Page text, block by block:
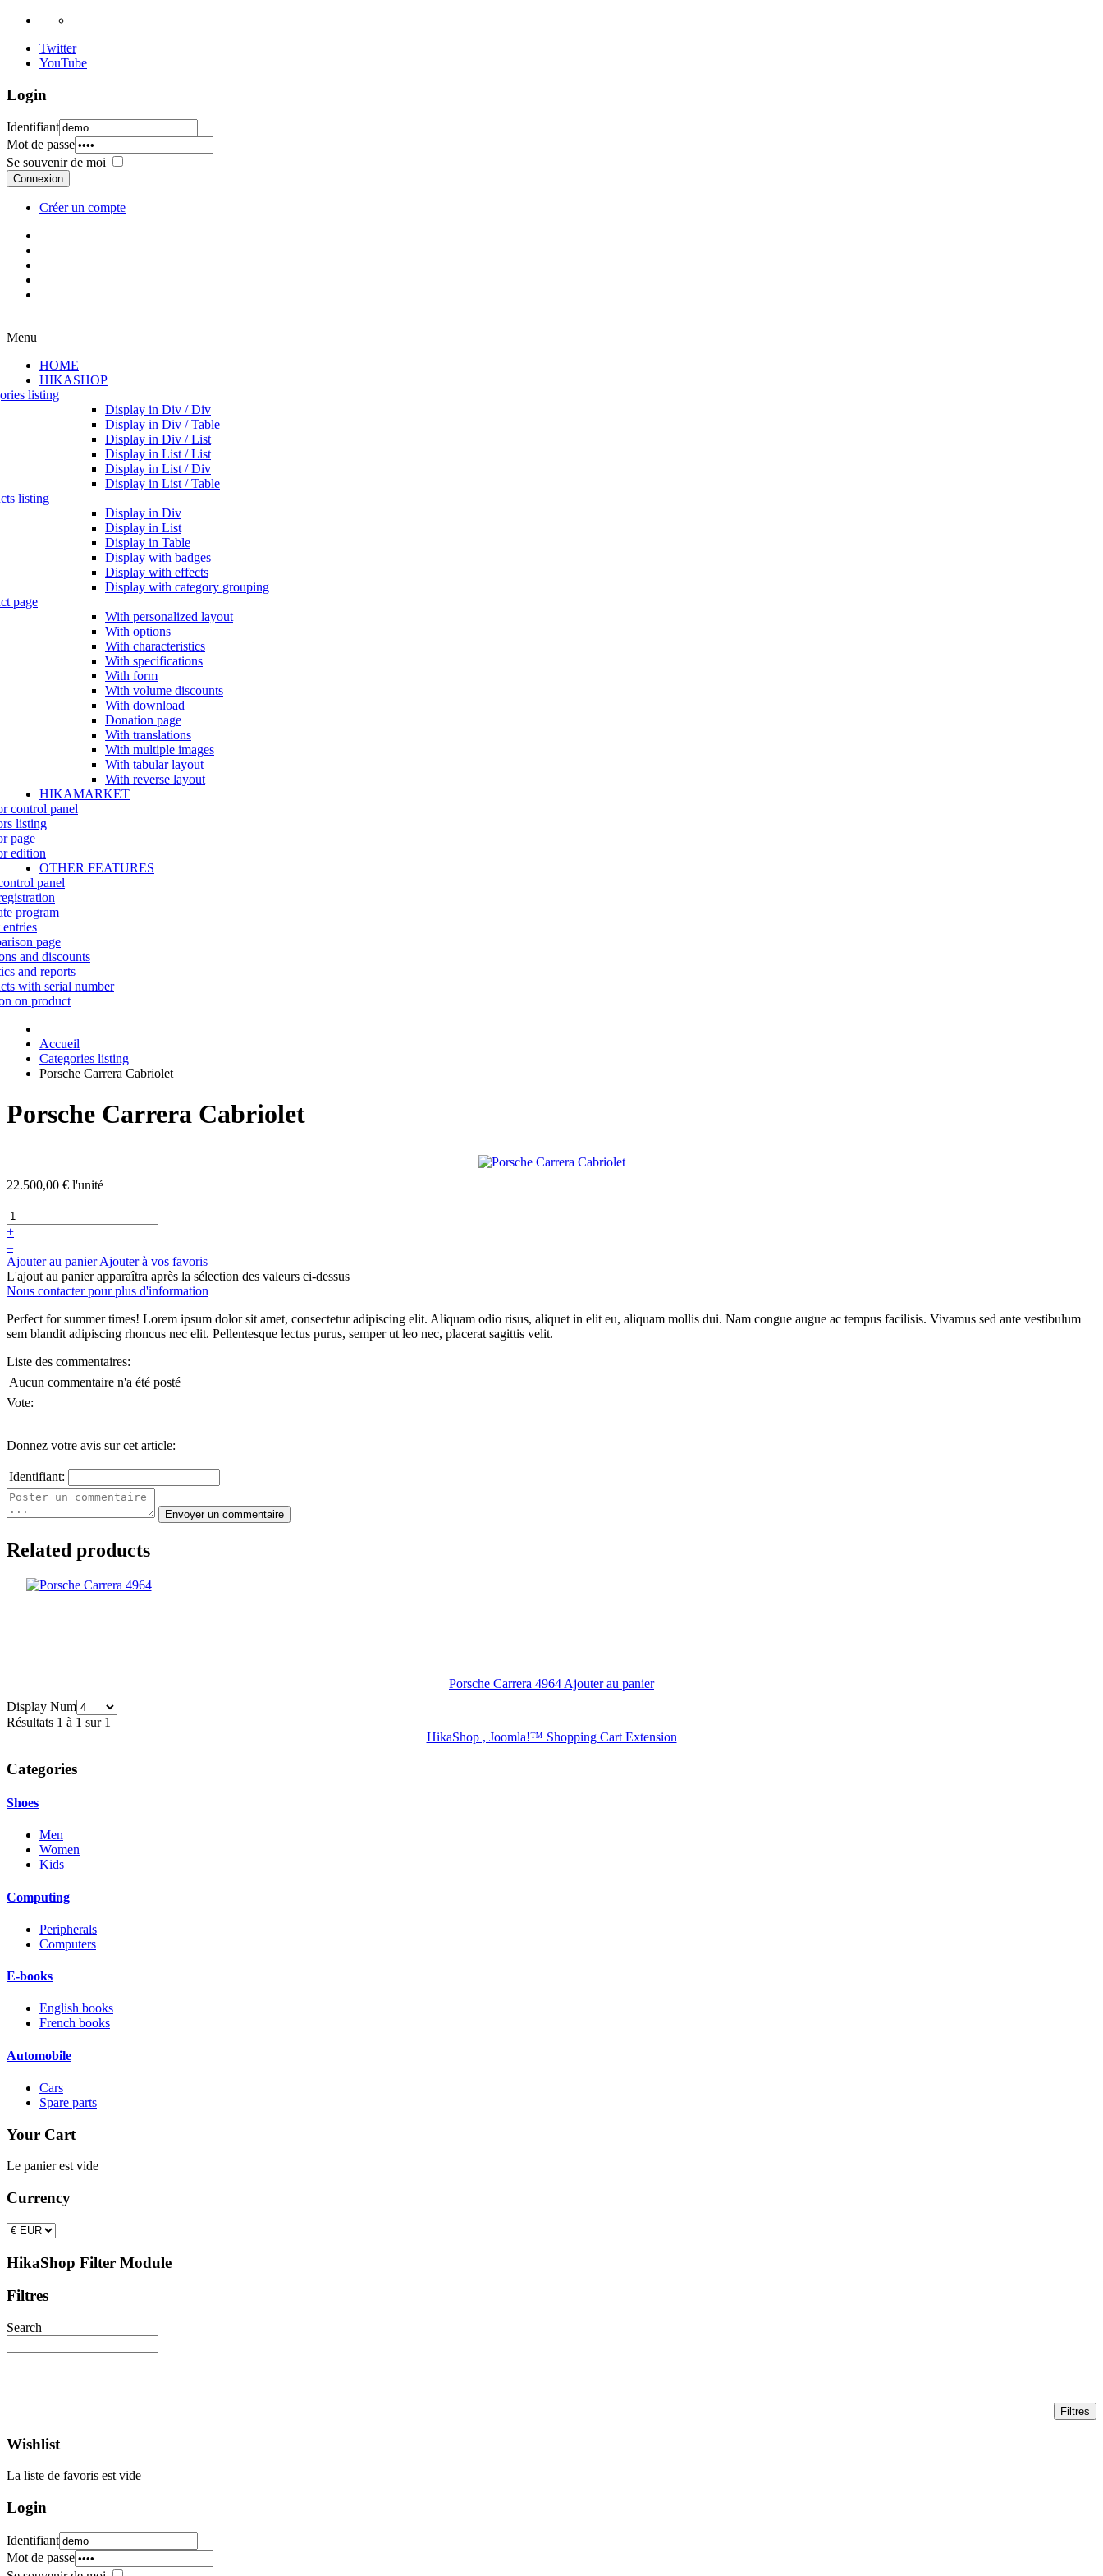
Twitter
YouTube
Login
Identifiant
Mot de passe
Se souvenir de moi
Connexion
Créer un compte
Menu
HOME
HIKASHOP
listing
Display in Div / Div
Display in Div / Table
Display in Div / List
Display in List / List
Display in List / Div
Display in List / Table
listing
Display in Div
Display in List
Display in Table
Display with badges
Display with effects
Display with category grouping
page
With personalized layout
With options
With characteristics
With specifications
With form
With volume discounts
With download
Donation page
With translations
With multiple images
With tabular layout
With reverse layout
HIKAMARKET
control panel
listing
page
edition
OTHER FEATURES
panel
program
page
and discounts
and reports
with serial number
on product
Accueil
Categories listing
Porsche Carrera Cabriolet
Porsche Carrera Cabriolet
22.500,00 € l'unité
+
–
Ajouter au panier Ajouter à vos favoris
L'ajout au panier apparaîtra après la sélection des valeurs ci-dessus
Nous contacter pour plus d'information
Perfect for summer times! Lorem ipsum dolor sit amet, consectetur adipiscing elit. Aliquam odio risus, aliquet in elit eu, aliquam mollis dui. Nam congue augue ac tempus facilisis. Vivamus sed ante vestibulum
sem blandit adipiscing rhoncus nec elit. Pellentesque lectus purus, semper ut leo nec, placerat sagittis velit.
Liste des commentaires:
Aucun commentaire n'a été posté
Vote:
Donnez votre avis sur cet article:
Identifiant:
Related products
Porsche Carrera 4964 Ajouter au panier
Display Num
Résultats 1 à 1 sur 1
HikaShop , Joomla!™ Shopping Cart Extension
Categories
Shoes
Men
Women
Kids
Computing
Peripherals
Computers
E-books
English books
French books
Automobile
Cars
Spare parts
Your Cart
Le panier est vide
Currency
HikaShop Filter Module
Filtres
Search
Wishlist
La liste de favoris est vide
Login
Identifiant
Mot de passe